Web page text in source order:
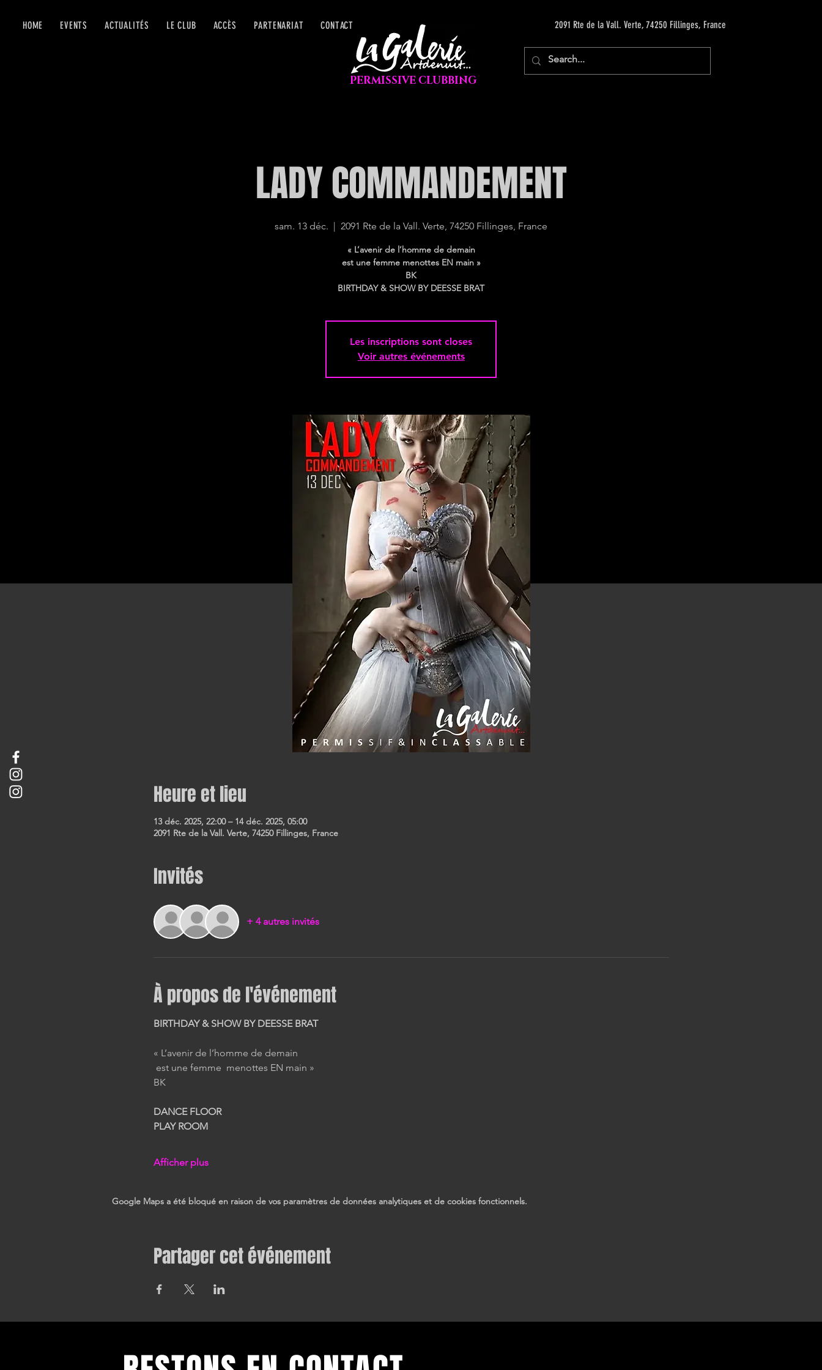
HOME EVENTS ACTUALITÉS LE CLUB ACCÈS PARTENARIAT CONTACT 2091 Rte de la Vall. Verte, 74250 Fillinges, France
PERMISSIVE CLUBBING
LADY COMMANDEMENT
sam. 13 déc.
  |
2091 Rte de la Vall. Verte, 74250 Fillinges, France
« L’avenir de l’homme de demain
est une femme menottes EN main »
BK
BIRTHDAY & SHOW BY DEESSE BRAT
Les inscriptions sont closes
Voir autres événements
Heure et lieu
13 déc. 2025, 22:00 – 14 déc. 2025, 05:00
2091 Rte de la Vall. Verte, 74250 Fillinges, France
Invités
+ 4 autres invités
À propos de l'événement
BIRTHDAY & SHOW BY DEESSE BRAT
« L’avenir de l’homme de demain
est une femme  menottes EN main »
BK
DANCE FLOOR
PLAY ROOM
Afficher plus
Google Maps a été bloqué en raison de vos paramètres de données analytiques et de cookies fonctionnels.
Partager cet événement